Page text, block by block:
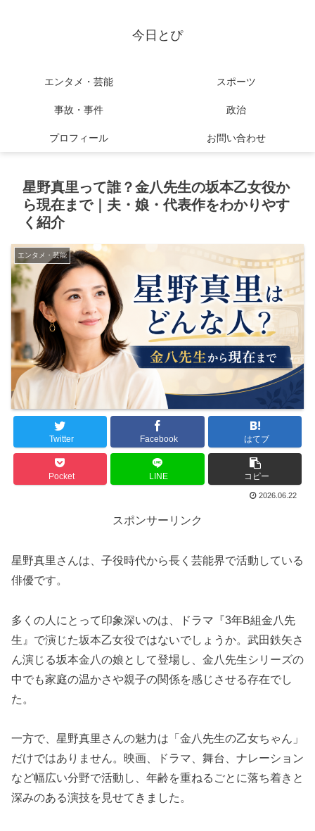
今日とぴ
エンタメ・芸能 スポーツ
事故・事件 政治
プロフィール お問い合わせ
星野真里って誰？金八先生の坂本乙女役か
ら現在まで｜夫・娘・代表作をわかりやす
く紹介
エンタメ・芸能
Twitter Facebook はてブ
Pocket LINE コピー
2026.06.22
スポンサーリンク
星野真里さんは、子役時代から長く芸能界で活動している
俳優です。
多くの人にとって印象深いのは、ドラマ『3年B組金八先
生』で演じた坂本乙女役ではないでしょうか。武田鉄矢さ
ん演じる坂本金八の娘として登場し、金八先生シリーズの
中でも家庭の温かさや親子の関係を感じさせる存在でし
た。
一方で、星野真里さんの魅力は「金八先生の乙女ちゃん」
だけではありません。映画、ドラマ、舞台、ナレーション
など幅広い分野で活動し、年齢を重ねるごとに落ち着きと
深みのある演技を見せてきました。